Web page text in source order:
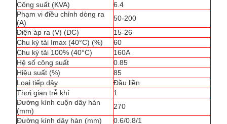
Công suất (KVA)
6.4
Phạm vi điều chỉnh dòng ra
(A)
50-200
Điện áp ra (V) (DC)
15-26
Chu kỳ tải Imax (40°C) (%)
60
Chu kỳ tải 100% (40°C)
160A
Hệ số công suất
0.85
Hiệu suất (%)
85
Loại tiếp dây
Đầu liền
Thơi gian trễ khí
1
Đường kính cuộn dây hàn
(mm)
270
Đường kính dây hàn (mm)
0.6/0.8/1